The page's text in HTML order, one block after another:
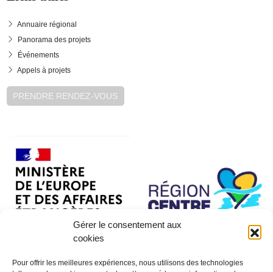
Gérer le consentement aux
cookies
Pour offrir les meilleures expériences, nous utilisons des technologies
Annuaire régional
Panorama des projets
Événements
Appels à projets
PRENDRE RENDEZ-VOUS